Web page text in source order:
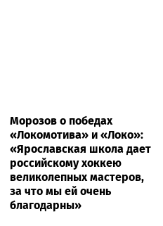
Морозов о победах
«Локомотива» и «Локо»:
«Ярославская школа дает
российскому хоккею
великолепных мастеров,
за что мы ей очень
благодарны»